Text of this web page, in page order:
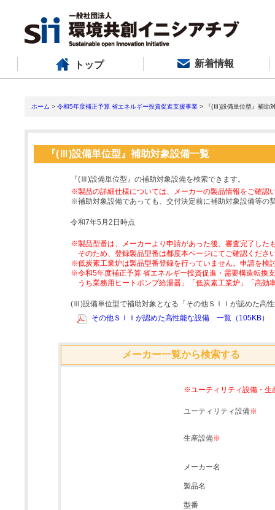
トップ 新着情報
ホーム > 令和5年度補正予算 省エネルギー投資促進支援事業 > 『(Ⅲ)設備単位型』補助
『(Ⅲ)設備単位型』補助対象設備一覧
『(Ⅲ)設備単位型』の補助対象設備を検索できます。
※製品の詳細仕様については、メーカーの製品情報をご確認
※補助対象設備であっても、交付決定前に補助対象設備等の
令和7年5月2日時点
※製品型番は、メーカーより申請があった後、審査完了した
そのため、登録製品型番は都度本ページにてご確認くださ
※低炭素工業炉は製品型番登録を行っていません。申請を検
※令和5年度補正予算 省エネルギー投資促進・需要構造転換
うち業務用ヒートポンプ給湯器」「低炭素工業炉」「高
(Ⅲ)設備単位型で補助対象となる「その他ＳＩＩが認めた高
その他ＳＩＩが認めた高性能な設備 一覧（105KB）
メーカー一覧から検索する
※ユーティリティ設備・生
ユーティリティ設備※
生産設備※
メーカー名
製品名
型番